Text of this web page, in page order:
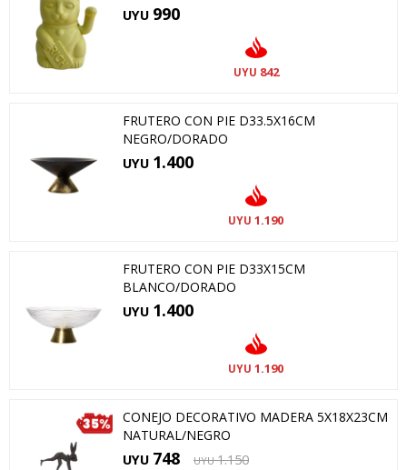
UYU 990
UYU 842
FRUTERO CON PIE D33.5X16CM
NEGRO/DORADO
UYU 1.400
UYU 1.190
FRUTERO CON PIE D33X15CM
BLANCO/DORADO
UYU 1.400
UYU 1.190
CONEJO DECORATIVO MADERA 5X18X23CM
NATURAL/NEGRO
UYU 748 UYU 1.150